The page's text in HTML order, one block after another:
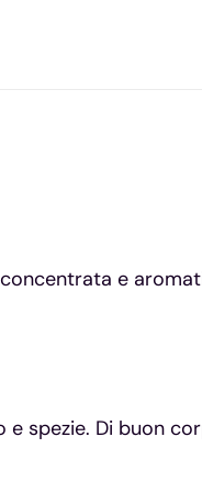
e
spezie. Di buon